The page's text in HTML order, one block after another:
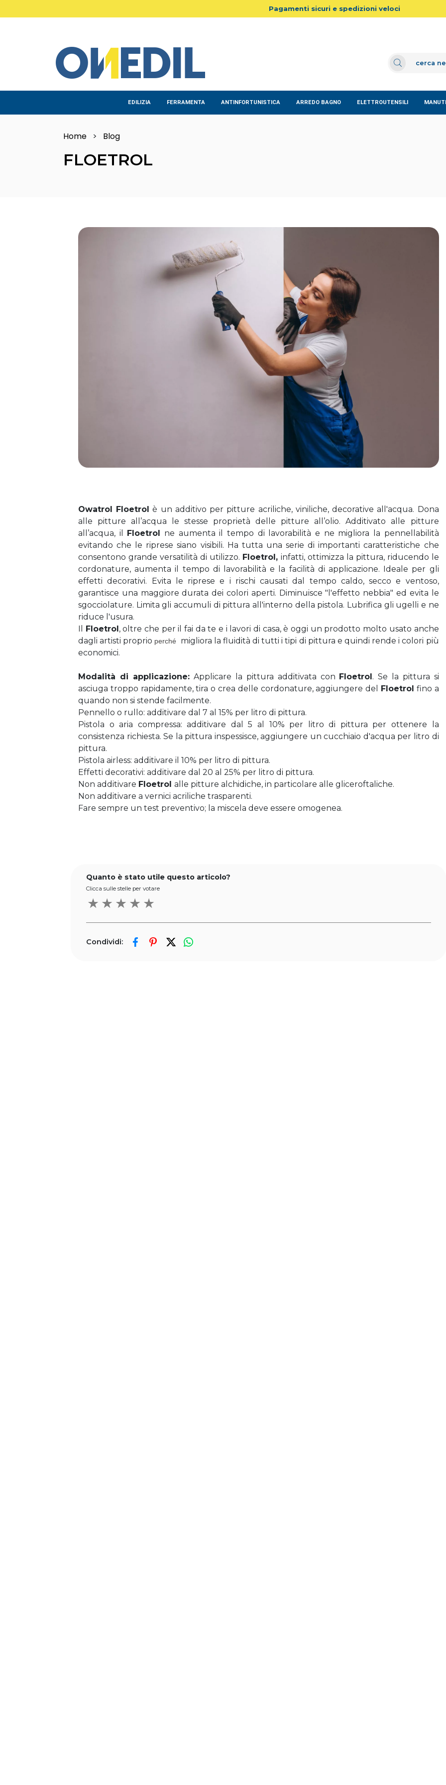
Pagamenti sicuri e spedizioni veloci
EDILIZIA FERRAMENTA ANTINFORTUNISTICA ARREDO BAGNO ELETTROUTENSILI
Home > Blog
FLOETROL
Owatrol Floetrol è un additivo per pitture acriliche, viniliche, decorative all'acqua. Dona
alle pitture all’acqua le stesse proprietà delle pitture all’olio. Additivato alle pitture
all’acqua, il
Floetrol
ne aumenta il tempo di lavorabilità e ne migliora la pennellabilità
evitando che le riprese siano visibili. Ha tutta una serie di importanti caratteristiche che
consentono grande versatilità di utilizzo. Floetrol, infatti, ottimizza la pittura, riducendo le
cordonature, aumenta il tempo di lavorabilità e la facilità di applicazione. Ideale per gli
effetti decorativi. Evita le riprese e i rischi causati dal tempo caldo, secco e ventoso,
garantisce una maggiore durata dei colori aperti. Diminuisce "l'effetto nebbia" ed evita le
sgocciolature. Limita gli accumuli di pittura all'interno della pistola. Lubrifica gli ugelli e ne
riduce l'usura.
Floetrol , oltre che per il fai da te e i lavori di casa, è oggi un prodotto molto usato anche
dagli artisti proprio perché
migliora la fluidità di tutti i tipi di pittura e quindi rende i colori più
economici.
Modalità di applicazione: Applicare la pittura additivata con Floetrol . Se la pittura si
asciuga troppo rapidamente, tira o crea delle cordonature, aggiungere del
Floetrol fino a
quando non si stende facilmente.
Pennello o rullo: additivare dal 7 al 15% per litro di pittura.
Pistola o aria compressa: additivare dal 5 al 10% per litro di pittura per ottenere la
consistenza richiesta. Se la pittura inspessisce, aggiungere un cucchiaio d'acqua per litro di
pittura.
Pistola airless: additivare il 10% per litro di pittura.
Effetti decorativi: additivare dal 20 al 25% per litro di pittura.
Non additivare Floetrol alle pitture alchidiche, in particolare alle gliceroftaliche.
Non additivare a vernici acriliche trasparenti.
Fare sempre un test preventivo; la miscela deve essere omogenea.
Quanto è stato utile questo articolo?
Clicca sulle stelle per votare
★ ★ ★ ★ ★
Condividi: